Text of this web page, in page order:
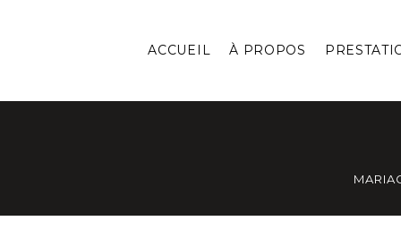
ACCUEIL À PROPOS